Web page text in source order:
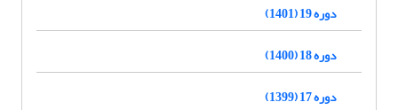
دوره 19 (1401)
دوره 18 (1400)
دوره 17 (1399)